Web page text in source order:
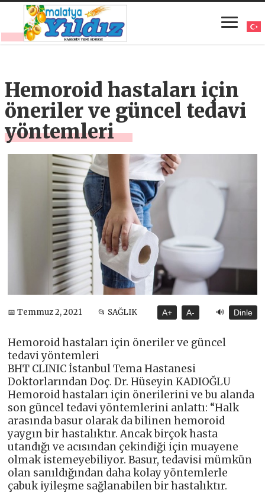
Hemoroid hastaları için
öneriler ve güncel tedavi
yöntemleri
📅 Temmuz 2, 2021 📂 SAĞLIK A+ A- 🔊 Dinle
Hemoroid hastaları için öneriler ve güncel
tedavi yöntemleri
BHT CLINIC İstanbul Tema Hastanesi
Doktorlarından Doç. Dr. Hüseyin KADIOĞLU
Hemoroid hastaları için önerilerini ve bu alanda
son güncel tedavi yöntemlerini anlattı: “Halk
arasında basur olarak da bilinen hemoroid
yaygın bir hastalıktır. Ancak birçok hasta
utandığı ve acısından çekindiği için muayene
olmak istemeyebiliyor. Basur, tedavisi mümkün
olan sanıldığından daha kolay yöntemlerle
çabuk iyileşme sağlanabilen bir hastalıktır.